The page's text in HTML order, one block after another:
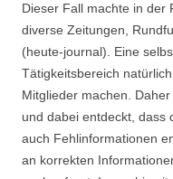
Dieser Fall machte in der
diverse Zeitungen,
(heute-journal). Eine
Tätigkeitsbereich
Mitglieder machen.
und dabei entdeckt, dass
auch Fehlinformationen
an korrekten